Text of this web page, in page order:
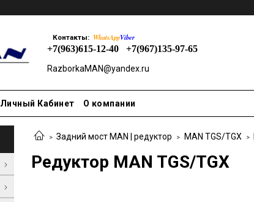
Контакты: WhatsAppViber
+7(963)615-12-40 +7(967)135-97-65
RazborkaMAN@yandex.ru
Личный Кабинет О компании
Задний мост MAN | редуктор MAN TGS/TGX
Редуктор MAN TGS/TGX